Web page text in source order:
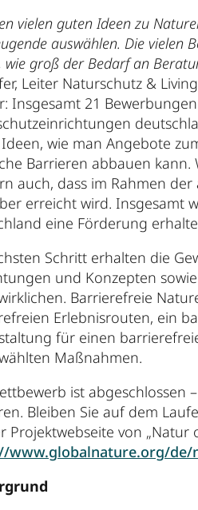
vielen guten Ideen zu
auswählen. Die vielen
wie groß der Bedarf an
Leiter Naturschutz &
Insgesamt 21
wie man Angebote
Barrieren abbauen
auch, dass im Rahmen
erreicht wird. Insgesamt
eine Förderung
Schritt erhalten die
und Konzepten
Barrierefreie
Erlebnisrouten, ein
für einen
Maßnahmen.
ist abgeschlossen
Bleiben Sie auf dem
Projektwebseite von „Natur
www.globalnature.org/de/